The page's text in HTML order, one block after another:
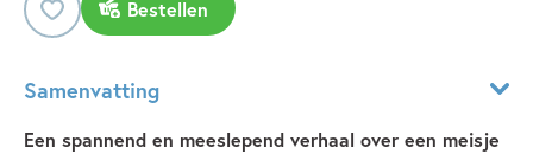
Bestellen
Samenvatting
Een spannend en meeslepend verhaal over een meisje